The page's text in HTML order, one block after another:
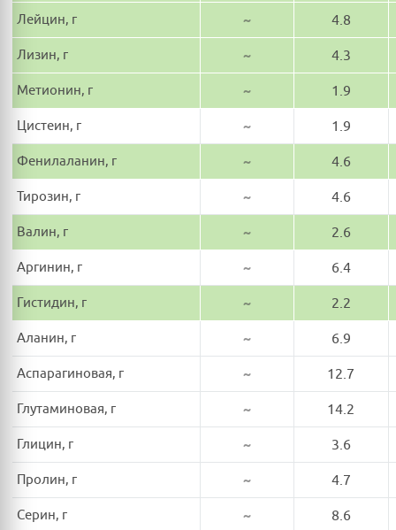
Лейцин, г ~ 4.8
Лизин, г ~ 4.3
Метионин, г ~ 1.9
Цистеин, г ~ 1.9
Фенилаланин, г ~ 4.6
Тирозин, г ~ 4.6
Валин, г ~ 2.6
Аргинин, г ~ 6.4
Гистидин, г ~ 2.2
Аланин, г ~ 6.9
Аспарагиновая, г ~ 12.7
Глутаминовая, г ~ 14.2
Глицин, г ~ 3.6
Пролин, г ~ 4.7
Серин, г ~ 8.6